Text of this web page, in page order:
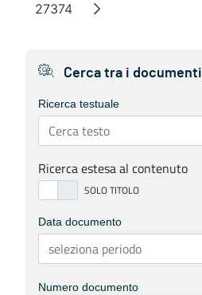
Page
27374
Cerca tra i documenti
Ricerca testuale
Ricerca estesa al contenuto
Data documento
Numero documento